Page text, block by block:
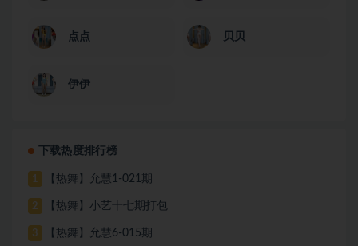
点点 贝贝
伊伊
下载热度排行榜
1 【热舞】允慧1-021期
2 【热舞】小艺十七期打包
3 【热舞】允慧6-015期